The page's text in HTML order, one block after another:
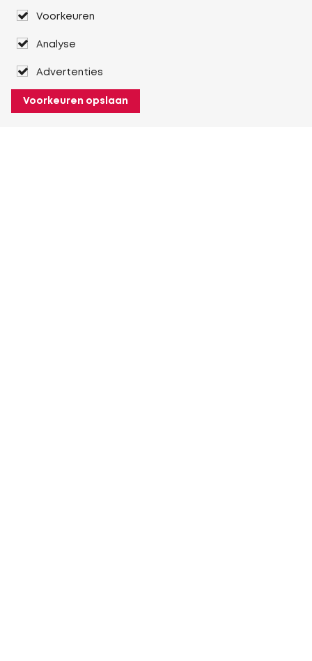
Voorkeuren
Analyse
Advertenties
Voorkeuren opslaan